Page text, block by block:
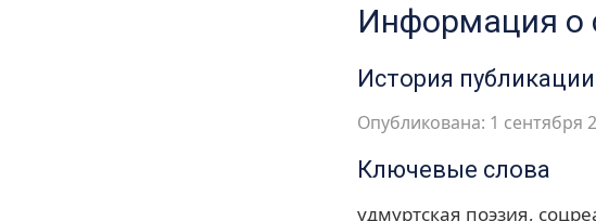
Информация о
История публикации
Опубликована: 1 сентября
Ключевые слова
удмуртская поэзия